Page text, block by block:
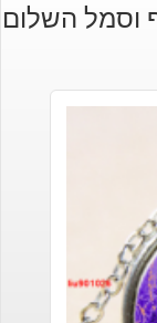
וסמל השלום